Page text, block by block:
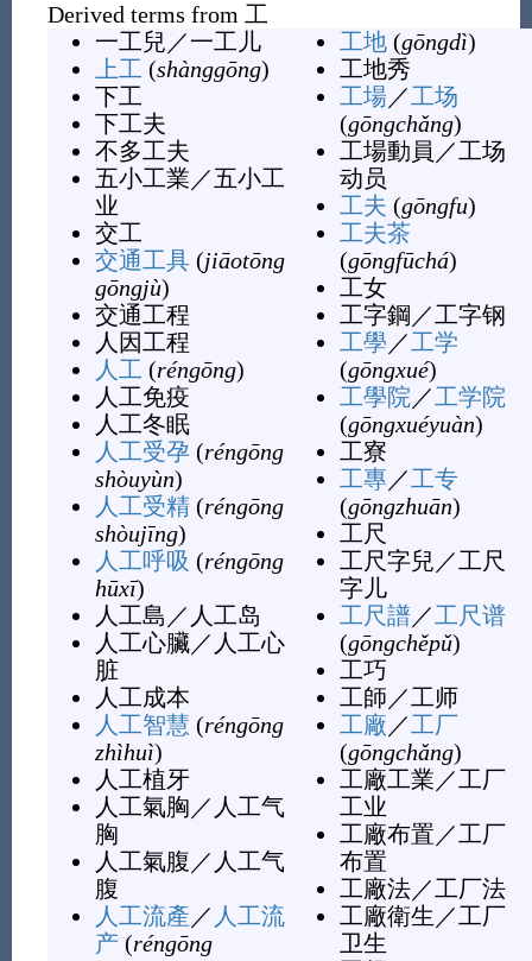
Derived terms from 工
一工兒 ／一工儿
上工 (shànggōng)
下工
下工夫
不多工夫
五小工業 ／五小工
业
交工
交通工具(jiāotōng
gōngjù)
交通工程
人因工程
人工 (réngōng)
人工免疫
人工冬眠
人工受孕(réngōng
shòuyùn)
人工受精(réngōng
shòujīng)
人工呼吸 (réngōng
hūxī)
人工島 ／ 人工岛
人工心臟／ 人工心
脏
人工成本
人工智慧 (réngōng
zhìhuì)
人工植牙
人工氣胸 ／ 人工气
胸
人工氣腹 ／ 人工气
腹
人工流產 ／ 人工流
产(réngōng
工地(gōngdì)
工地秀
工場／工场
(gōngchǎng)
工場動員 ／工场
动员
工夫 (gōngfu)
工夫茶
(gōngfūchá)
工女
工字鋼 ／工字钢
工學 ／工学
(gōngxué)
工學院／工学院
(gōngxuéyuàn)
工寮
工專／工专
(gōngzhuān)
工尺
工尺字兒 ／工尺
字儿
工尺譜／工尺谱
(gōngchěpǔ)
工巧
工師 ／工师
工廠 ／工厂
(gōngchǎng)
工廠工業 ／工厂
工业
工廠布置 ／工厂
布置
工廠法／工厂法
工廠衛生 ／工厂
卫生